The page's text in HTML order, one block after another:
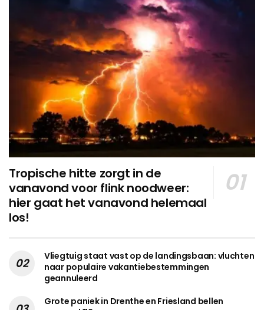
Tropische hitte zorgt in de
vanavond voor flink noodweer:
hier gaat het vanavond helemaal
los!
Vliegtuig staat vast op de landingsbaan: vluchten
naar populaire vakantiebestemmingen
geannuleerd
Grote paniek in Drenthe en Friesland bellen